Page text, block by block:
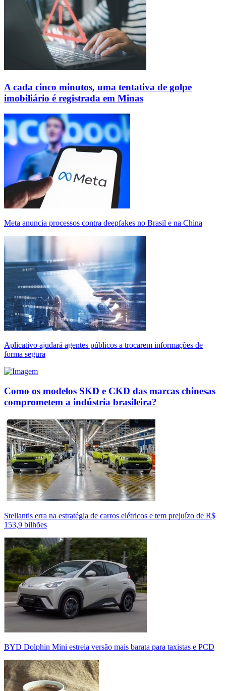
A cada cinco minutos, uma tentativa de golpe
imobiliário é registrada em Minas
Meta anuncia processos contra deepfakes no Brasil e na China
Aplicativo ajudará agentes públicos a trocarem informações de
forma segura
Como os modelos SKD e CKD das marcas chinesas
comprometem a indústria brasileira?
Stellantis erra na estratégia de carros elétricos e tem prejuízo de R$
153,9 bilhões
BYD Dolphin Mini estreia versão mais barata para taxistas e PCD